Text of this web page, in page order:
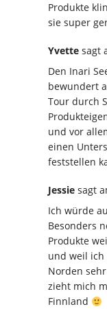
Produkte
sie super
Yvette sagt
Den Inari
bewundert
Tour durch
und vor
einen
feststellen
Jessie sagt
Ich würde
Besonders
Produkte
und weil ich
Norden
zieht mich
Finnland